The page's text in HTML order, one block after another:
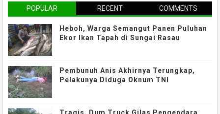
POPULAR RECENT COMMENTS
Heboh, Warga Semangut Panen Puluhan
Ekor Ikan Tapah di Sungai Rasau
Pembunuh Anis Akhirnya Terungkap,
Pelakunya Diduga Oknum TNI